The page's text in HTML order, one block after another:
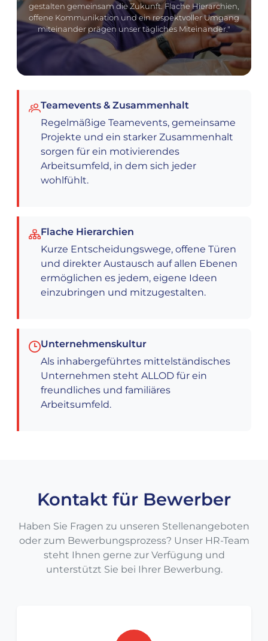
gestalten gemeinsam die Zukunft. Flache Hierarchien,
offene Kommunikation und ein respektvoller Umgang
miteinander prägen unser tägliches Miteinander."
Teamevents & Zusammenhalt
Regelmäßige Teamevents, gemeinsame
Projekte und ein starker Zusammenhalt
sorgen für ein motivierendes
Arbeitsumfeld, in dem sich jeder
wohlfühlt.
Flache Hierarchien
Kurze Entscheidungswege, offene Türen
und direkter Austausch auf allen Ebenen
ermöglichen es jedem, eigene Ideen
einzubringen und mitzugestalten.
Unternehmenskultur
Als inhabergeführtes mittelständisches
Unternehmen steht ALLOD für ein
freundliches und familiäres
Arbeitsumfeld.
Kontakt für Bewerber
Haben Sie Fragen zu unseren Stellenangeboten
oder zum Bewerbungsprozess? Unser HR-Team
steht Ihnen gerne zur Verfügung und
unterstützt Sie bei Ihrer Bewerbung.